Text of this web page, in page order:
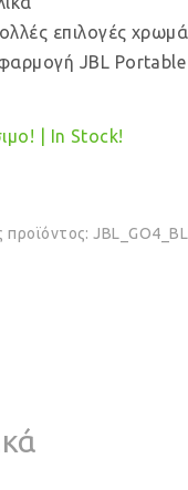
επιλογές
JBL Portable
| In Stock!
προϊόντος: